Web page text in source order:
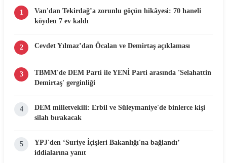
1
Van'dan Tekirdağ’a zorunlu göçün hikâyesi: 70 haneli
köyden 7 ev kaldı
2 Cevdet Yılmaz’dan Öcalan ve Demirtaş açıklaması
3
TBMM'de DEM Parti ile YENİ Parti arasında 'Selahattin
Demirtaş' gerginliği
4
DEM milletvekili: Erbil ve Süleymaniye'de binlerce kişi
silah bırakacak
5
YPJ'den ‘Suriye İçişleri Bakanlığı'na bağlandı’
iddialarına yanıt